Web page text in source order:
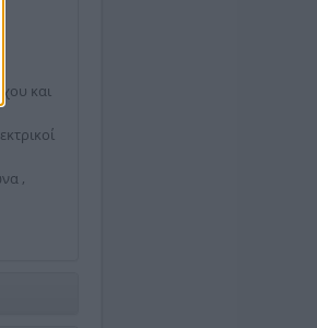
και
,